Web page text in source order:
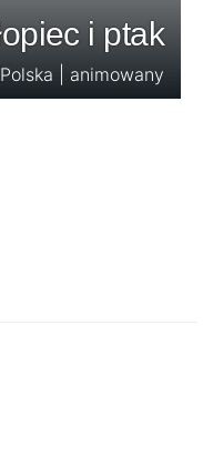
i ptak
| animowany